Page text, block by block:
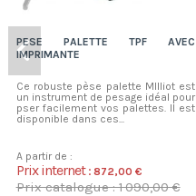
PESE PALETTE TPF AVEC
IMPRIMANTE
Ce robuste pèse palette MIlliot est
un instrument de pesage idéal pour
pser facilement vos palettes. Il est
disponible dans ces...
A partir de :
Prix internet : 872,00 €
Prix catalogue : 1 090,00 €